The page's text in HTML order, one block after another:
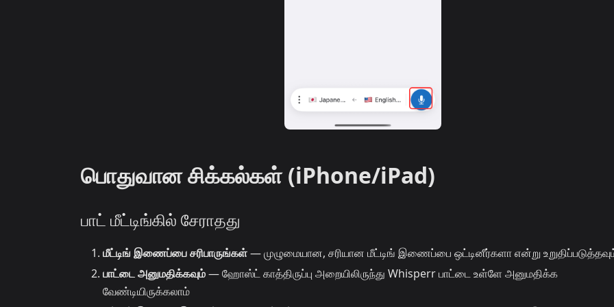
பொதுவான சிக்கல்கள் (iPhone/iPad)
பாட் மீட்டிங்கில் சேராதது
மீட்டிங் இணைப்பை சரிபாருங்கள்— முழுமையான, சரியான மீட்டிங் இணைப்பை ஒட்டினீர்களா என்று
பாட்டை அனுமதிக்கவும்— ஹோஸ்ட் காத்திருப்பு அறையிலிருந்து Whisperr பாட்டை உள்ளே அனுமதிக்க
வேண்டியிருக்கலாம்